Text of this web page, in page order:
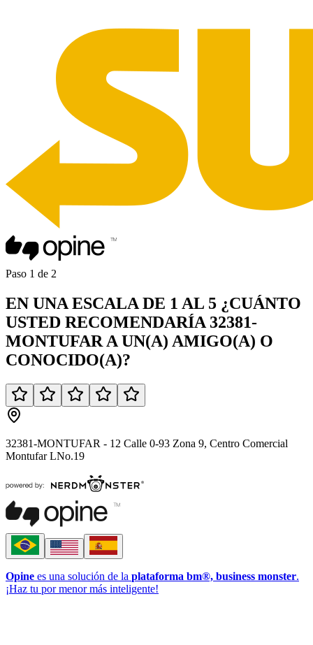
Paso 1 de 2
EN UNA ESCALA DE 1 AL 5 ¿CUÁNTO
USTED RECOMENDARÍA 32381-
MONTUFAR A UN(A) AMIGO(A) O
CONOCIDO(A)?
32381-MONTUFAR - 12 Calle 0-93 Zona 9, Centro Comercial
Montufar LNo.19
Opine es una solución de la plataforma bm®, business monster.
¡Haz tu por menor más inteligente!